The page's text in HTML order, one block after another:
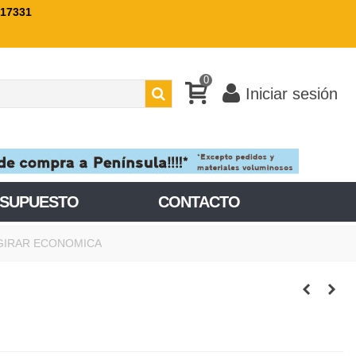
0
Iniciar sesión
CONTACTO
ECONOMICA